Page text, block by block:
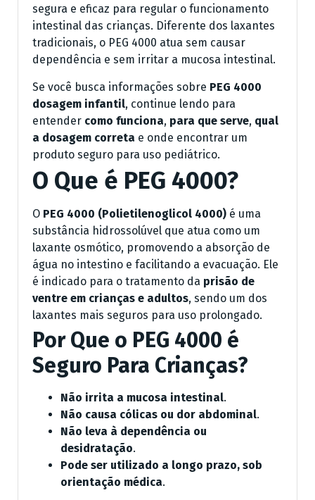
segura e eficaz para regular o funcionamento
intestinal das crianças. Diferente dos laxantes
tradicionais, o PEG 4000 atua sem causar
dependência e sem irritar a mucosa intestinal.
Se você busca informações sobre PEG 4000
dosagem infantil, continue lendo para
entender como funciona, para que serve, qual
a dosagem correta e onde encontrar um
produto seguro para uso pediátrico.
O Que é PEG 4000?
O PEG 4000 (Polietilenoglicol 4000) é uma
substância hidrossolúvel que atua como um
laxante osmótico, promovendo a absorção de
água no intestino e facilitando a evacuação. Ele
é indicado para o tratamento da prisão de
ventre em crianças e adultos, sendo um dos
laxantes mais seguros para uso prolongado.
Por Que o PEG 4000 é
Seguro Para Crianças?
Não irrita a mucosa intestinal.
Não causa cólicas ou dor abdominal.
Não leva à dependência ou
desidratação.
Pode ser utilizado a longo prazo, sob
orientação médica.